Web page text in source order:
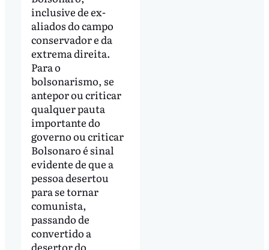
inclusive de ex-
aliados do campo
conservador e da
extrema direita.
Para o
bolsonarismo, se
antepor ou criticar
qualquer pauta
importante do
governo ou criticar
Bolsonaro é sinal
evidente de que a
pessoa desertou
para se tornar
comunista,
passando de
convertido a
desertor do